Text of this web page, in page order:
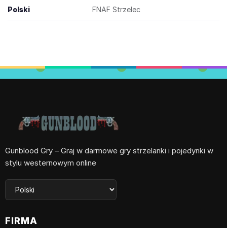
Polski FNAF Strzelec
Gunblood Gry – Graj w darmowe gry strzelanki i pojedynki w
stylu westernowym online
FIRMA